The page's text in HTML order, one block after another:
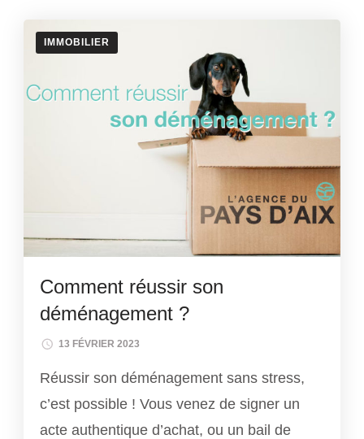
IMMOBILIER
Comment réussir son
déménagement ?
13 FÉVRIER 2023
Réussir son déménagement sans stress,
c’est possible ! Vous venez de signer un
acte authentique d’achat, ou un bail de